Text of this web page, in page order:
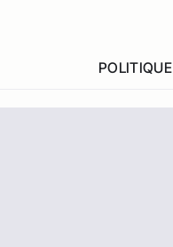
POLITIQUE